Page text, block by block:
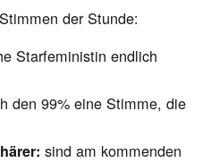
der Stunde:
Starfeministin endlich
den 99% eine Stimme, die
sind am kommenden